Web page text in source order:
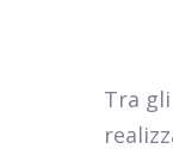
Tra gli